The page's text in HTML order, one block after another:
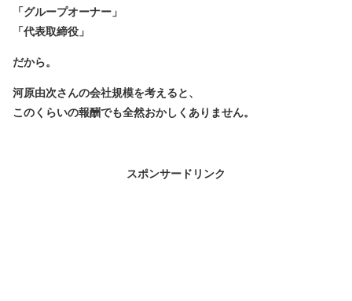
「グループオーナー」
「代表取締役」
だから。
河原由次さんの会社規模を考えると、
このくらいの報酬でも全然おかしくありません。
スポンサードリンク